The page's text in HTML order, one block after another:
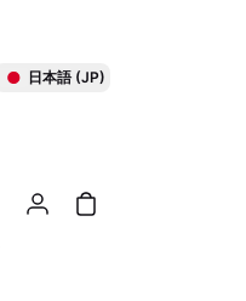
日本語 (JP)